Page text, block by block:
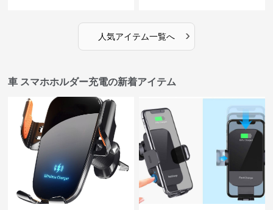
人気アイテム一覧へ ›
車 スマホホルダー充電の新着アイテム